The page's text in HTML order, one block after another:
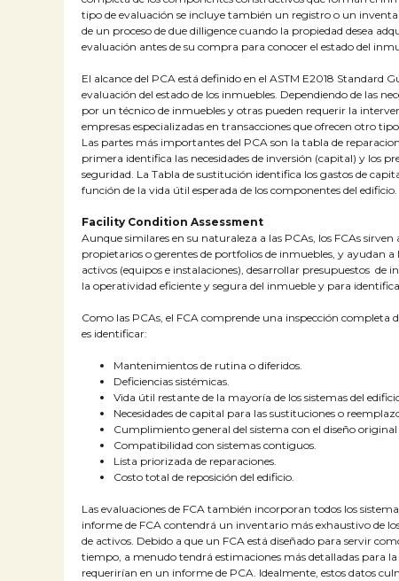
tipo de evaluación se incluye también un registro o un
de un proceso de due dilligence cuando la propiedad desea
evaluación antes de su compra para conocer el estado del
El alcance del PCA está definido en el ASTM E2018 Standard
evaluación del estado de los inmuebles. Dependiendo de las
por un técnico de inmuebles y otras pueden requerir la
empresas especializadas en transacciones que ofrecen otro tipo
Las partes más importantes del PCA son la tabla de
primera identifica las necesidades de inversión (capital) y los
seguridad. La Tabla de sustitución identifica los gastos de
función de la vida útil esperada de los componentes del edificio.
Facility Condition Assessment
Aunque similares en su naturaleza a las PCAs, los FCAs
propietarios o gerentes de portfolios de inmuebles, y ayudan
activos (equipos e instalaciones), desarrollar presupuestos de
la operatividad eficiente y segura del inmueble y para
Como las PCAs, el FCA comprende una inspección completa
es identificar:
Mantenimientos de rutina o diferidos.
Deficiencias sistémicas.
Vida útil restante de la mayoría de los sistemas del
Necesidades de capital para las sustituciones o
Cumplimiento general del sistema con el diseño original
Compatibilidad con sistemas contiguos.
Lista priorizada de reparaciones.
Costo total de reposición del edificio.
Las evaluaciones de FCA también incorporan todos los
informe de FCA contendrá un inventario más exhaustivo de
de activos. Debido a que un FCA está diseñado para servir
tiempo, a menudo tendrá estimaciones más detalladas para
requerirían en un informe de PCA. Idealmente, estos datos